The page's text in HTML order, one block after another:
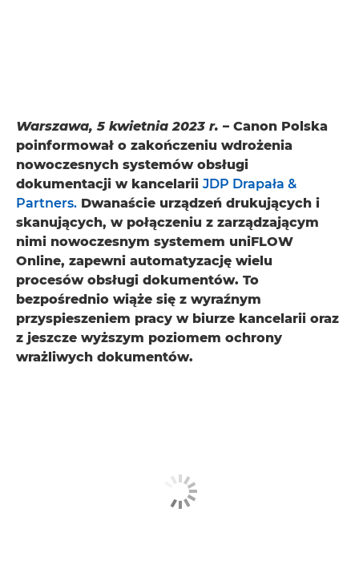
Warszawa, 5 kwietnia 2023 r. – Canon Polska
poinformował o zakończeniu wdrożenia
nowoczesnych systemów obsługi
dokumentacji w kancelarii JDP Drapała &
Partners. Dwanaście urządzeń drukujących i
skanujących, w połączeniu z zarządzającym
nimi nowoczesnym systemem uniFLOW
Online, zapewni automatyzację wielu
procesów obsługi dokumentów. To
bezpośrednio wiąże się z wyraźnym
przyspieszeniem pracy w biurze kancelarii oraz
z jeszcze wyższym poziomem ochrony
wrażliwych dokumentów.